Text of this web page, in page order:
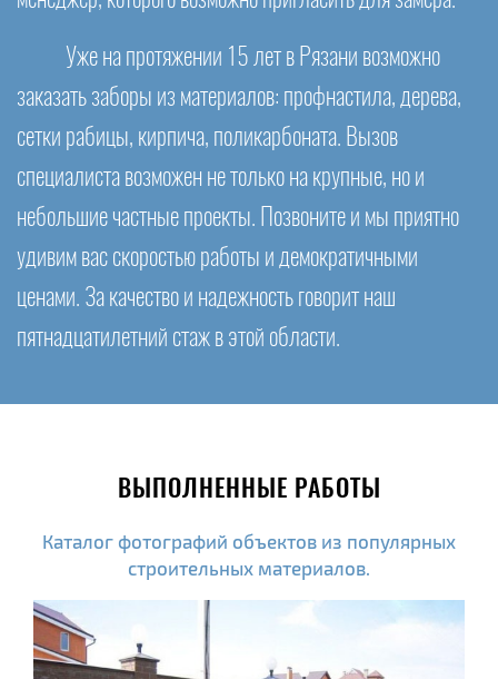
Уже на протяжении 15 лет в Рязани возможно
заказать заборы из материалов: профнастила, дерева,
сетки рабицы, кирпича, поликарбоната. Вызов
специалиста возможен не только на крупные, но и
небольшие частные проекты. Позвоните и мы приятно
удивим вас скоростью работы и демократичными
ценами. За качество и надежность говорит наш
пятнадцатилетний стаж в этой области.
ВЫПОЛНЕННЫЕ РАБОТЫ
Каталог фотографий объектов из популярных
строительных материалов.